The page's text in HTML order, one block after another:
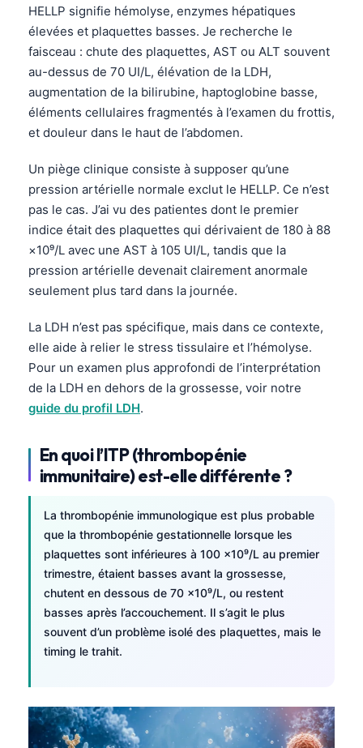
HELLP signifie hémolyse, enzymes hépatiques
élevées et plaquettes basses. Je recherche le
faisceau : chute des plaquettes, AST ou ALT souvent
au-dessus de 70 UI/L, élévation de la LDH,
augmentation de la bilirubine, haptoglobine basse,
éléments cellulaires fragmentés à l’examen du frottis,
et douleur dans le haut de l’abdomen.
Un piège clinique consiste à supposer qu’une
pression artérielle normale exclut le HELLP. Ce n’est
pas le cas. J’ai vu des patientes dont le premier
indice était des plaquettes qui dérivaient de 180 à 88
×10⁹/L avec une AST à 105 UI/L, tandis que la
pression artérielle devenait clairement anormale
seulement plus tard dans la journée.
La LDH n’est pas spécifique, mais dans ce contexte,
elle aide à relier le stress tissulaire et l’hémolyse.
Pour un examen plus approfondi de l’interprétation
de la LDH en dehors de la grossesse, voir notre
guide du profil LDH.
En quoi l’ITP (thrombopénie
immunitaire) est-elle différente ?
La thrombopénie immunologique est plus probable
que la thrombopénie gestationnelle lorsque les
plaquettes sont inférieures à 100 ×10⁹/L au premier
trimestre, étaient basses avant la grossesse,
chutent en dessous de 70 ×10⁹/L, ou restent
basses après l’accouchement. Il s’agit le plus
souvent d’un problème isolé des plaquettes, mais le
timing le trahit.
한국어
Slovenščina
Shqip
বাংলা
मराठी
తెలుగు
ಕನ್ನಡ
മലയാളം
Bahasa Melayu
Tiếng Việt
Tagalog
ไทย
ភាសាខ្មែរ
Kiswahili
አማርኛ
Українська
O‘zbekcha
Қазақ тілі
Suomi
Hrvatski
Slovenčina
كوردی‎